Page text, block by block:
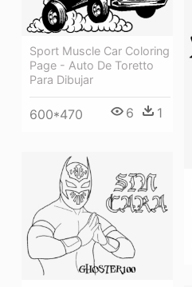
Sport Muscle Car Coloring
Page - Auto De Toretto
Para Dibujar
600*470 6 1